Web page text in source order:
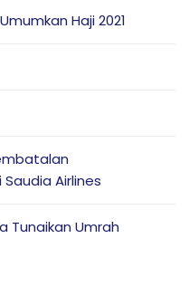
Haji 2021
Airlines
Tunaikan Umrah